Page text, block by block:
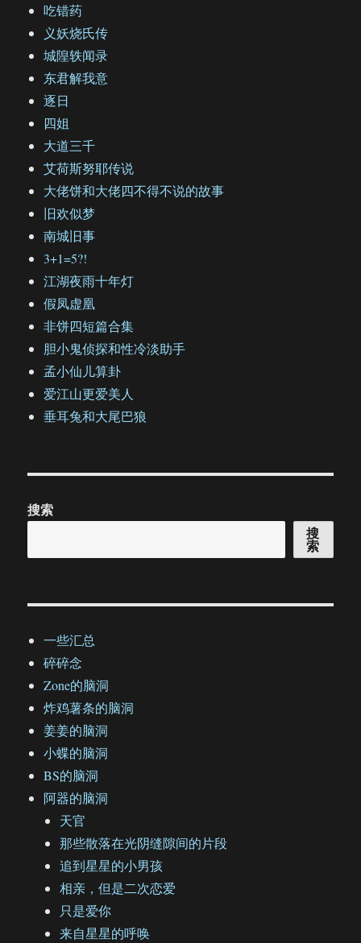
吃错药
义妖烧氏传
城隍轶闻录
东君解我意
逐日
四姐
大道三千
艾荷斯努耶传说
大佬饼和大佬四不得不说的故事
旧欢似梦
南城旧事
3+1=5?!
江湖夜雨十年灯
假凤虚凰
非饼四短篇合集
胆小鬼侦探和性冷淡助手
孟小仙儿算卦
爱江山更爱美人
垂耳兔和大尾巴狼
搜索
搜
索
一些汇总
碎碎念
Zone的脑洞
炸鸡薯条的脑洞
姜姜的脑洞
小蝶的脑洞
BS的脑洞
阿器的脑洞
天官
那些散落在光阴缝隙间的片段
追到星星的小男孩
相亲，但是二次恋爱
只是爱你
来自星星的呼唤